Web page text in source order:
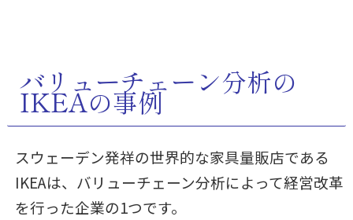
バリューチェーン分析の
IKEAの事例
スウェーデン発祥の世界的な家具量販店である
IKEAは、バリューチェーン分析によって経営改革
を行った企業の1つです。